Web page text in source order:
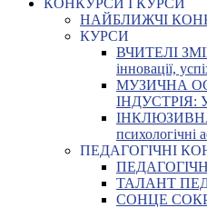
КОНКУРСИ І КУРСИ
НАЙБЛИЖЧІ
КУРСИ
ВЧИТЕЛІ
інновації,
МУЗИЧНА
ІНДУСТРІЯ:
ІНКЛЮЗИВНА
психологічні
ПЕДАГОГІЧНІ
ТАЛАНТ
СОНЦЕ